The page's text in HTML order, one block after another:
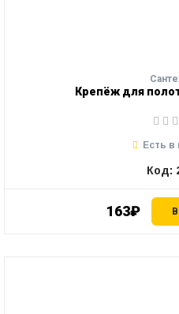
Крепёж для
163₽
Есть в
Код: